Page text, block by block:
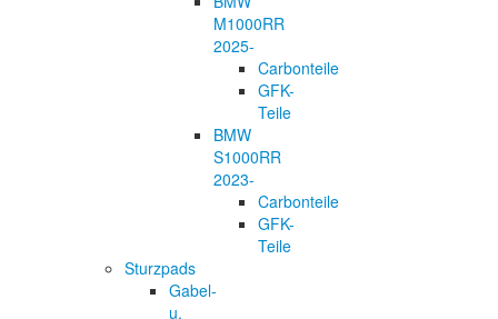
M1000RR
2025-
Carbonteile
GFK-
Teile
BMW
S1000RR
2023-
Carbonteile
GFK-
Teile
Sturzpads
Gabel-
u.